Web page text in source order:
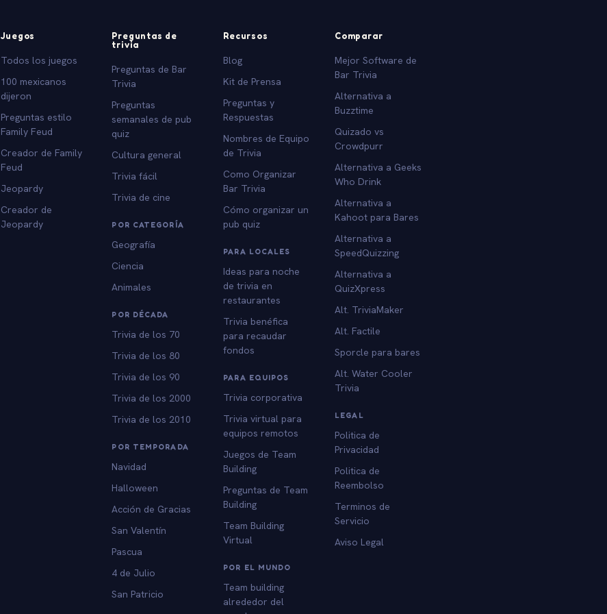
Juegos
Todos los juegos
100 mexicanos
dijeron
Preguntas estilo
Family Feud
Creador de Family
Feud
Jeopardy
Creador de
Jeopardy
Preguntas de
trivia
Preguntas de Bar
Trivia
Preguntas
semanales de pub
quiz
Cultura general
Trivia fácil
Trivia de cine
POR CATEGORÍA
Geografía
Ciencia
Animales
POR DÉCADA
Trivia de los 70
Trivia de los 80
Trivia de los 90
Trivia de los 2000
Trivia de los 2010
POR TEMPORADA
Navidad
Halloween
Acción de Gracias
San Valentín
Pascua
4 de Julio
San Patricio
Recursos
Blog
Kit de Prensa
Preguntas y
Respuestas
Nombres de Equipo
de Trivia
Como Organizar
Bar Trivia
Cómo organizar un
pub quiz
PARA LOCALES
Ideas para noche
de trivia en
restaurantes
Trivia benéfica
para recaudar
fondos
PARA EQUIPOS
Trivia corporativa
Trivia virtual para
equipos remotos
Juegos de Team
Building
Preguntas de Team
Building
Team Building
Virtual
POR EL MUNDO
Team building
alrededor del
Comparar
Mejor Software de
Bar Trivia
Alternativa a
Buzztime
Quizado vs
Crowdpurr
Alternativa a Geeks
Who Drink
Alternativa a
Kahoot para Bares
Alternativa a
SpeedQuizzing
Alternativa a
QuizXpress
Alt. TriviaMaker
Alt. Factile
Sporcle para bares
Alt. Water Cooler
Trivia
LEGAL
Politica de
Privacidad
Politica de
Reembolso
Terminos de
Servicio
Aviso Legal